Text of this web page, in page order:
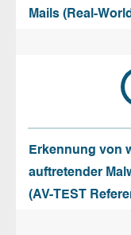
Mails (Real-
Erkennung von
auftretender
(AV-TEST